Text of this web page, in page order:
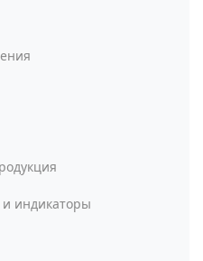
индикаторы